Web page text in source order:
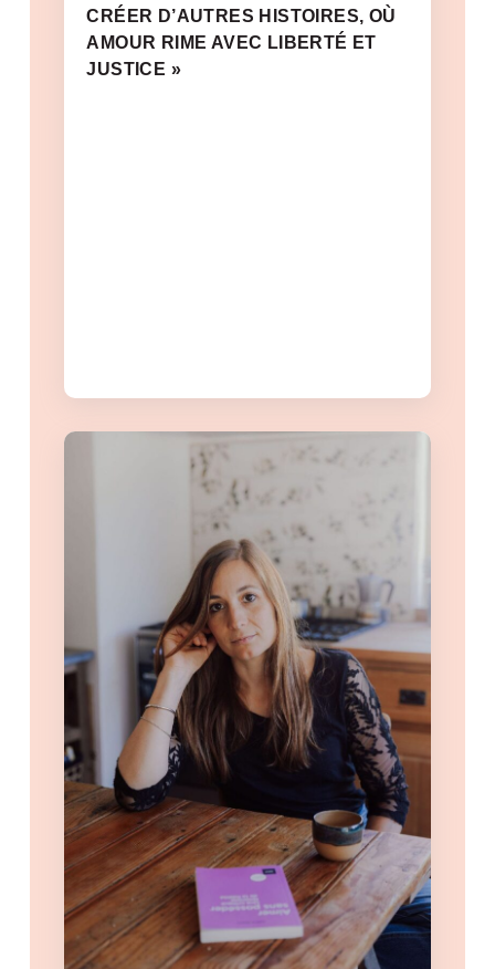
CRÉER D’AUTRES HISTOIRES, OÙ
AMOUR RIME AVEC LIBERTÉ ET
JUSTICE »